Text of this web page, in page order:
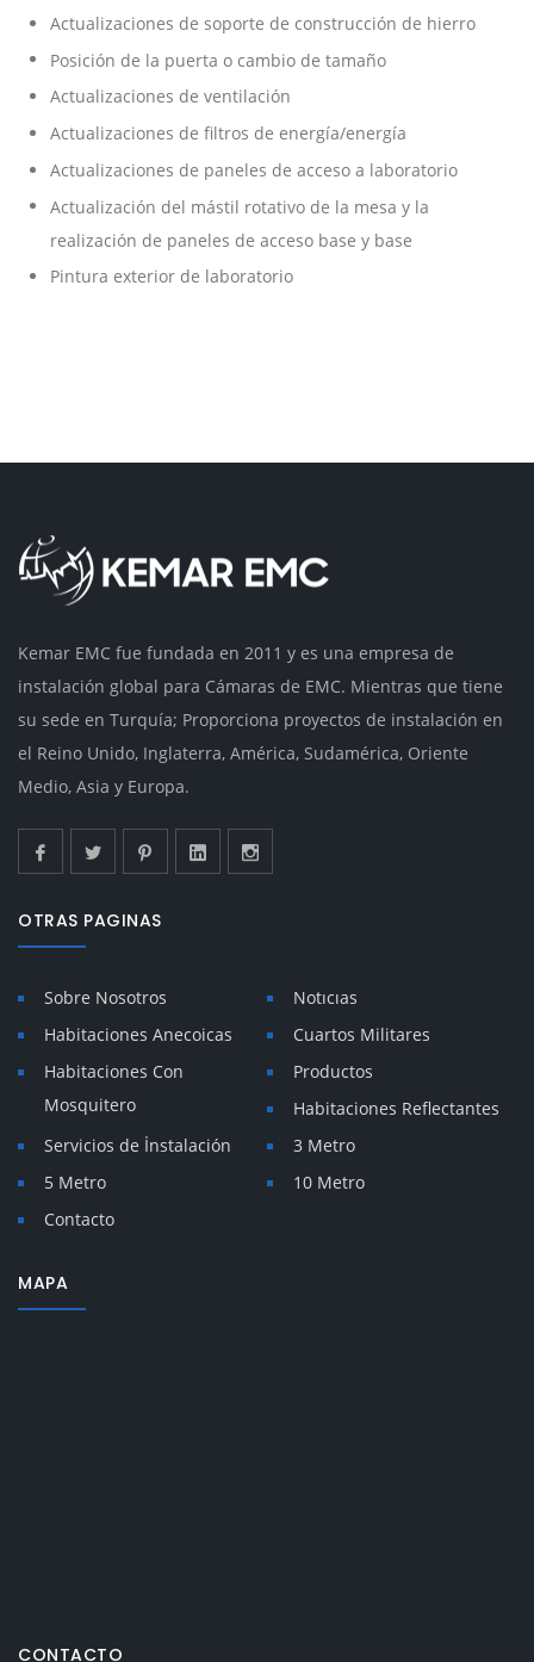
Actualizaciones de soporte de construcción de hierro
Posición de la puerta o cambio de tamaño
Actualizaciones de ventilación
Actualizaciones de filtros de energía/energía
Actualizaciones de paneles de acceso a laboratorio
Actualización del mástil rotativo de la mesa y la
realización de paneles de acceso base y base
Pintura exterior de laboratorio
Kemar EMC fue fundada en 2011 y es una empresa de
instalación global para Cámaras de EMC. Mientras que tiene
su sede en Turquía; Proporciona proyectos de instalación en
el Reino Unido, Inglaterra, América, Sudamérica, Oriente
Medio, Asia y Europa.
OTRAS PAGINAS
Sobre Nosotros
Notıcıas
Habitaciones Anecoicas
Cuartos Militares
Habitaciones Con
Mosquitero
Productos
Habitaciones Reflectantes
Servicios de İnstalación
3 Metro
5 Metro
10 Metro
Contacto
MAPA
CONTACTO